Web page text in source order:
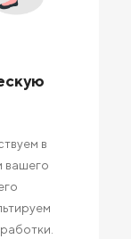
в
вашего